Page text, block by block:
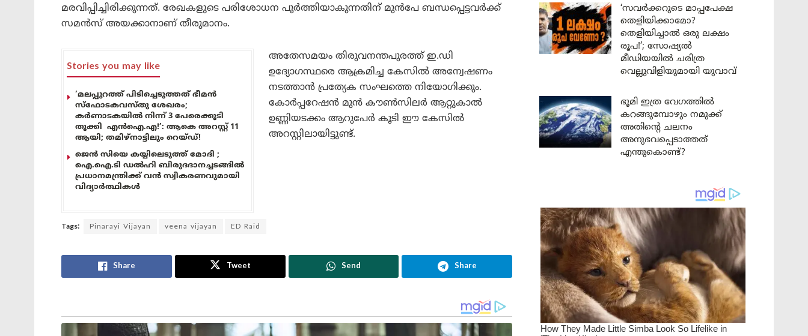
മരവിപ്പിച്ചിരിക്കുന്നത്. രേഖകളുടെ പരിശോധന പൂർത്തിയാകുന്നതിന് മുൻപേ ബന്ധപ്പെട്ടവർക്ക്
സമൻസ് അയക്കാനാണ് തീരുമാനം.
Stories you may like
‘മലപ്പുറത്ത് പിടിച്ചെടുത്തത് ഭീമൻ
സ്ഫോടകവസ്തു ശേഖരം;
കർണാടകയിൽ നിന്ന് 3 പേരെക്കൂടി
തൂക്കി എൻഐ.എ!’: ആകെ അറസ്റ്റ് 11
ആയി; തമിഴ്‌നാട്ടിലും റെയ്ഡ്!
ജെൻ സിയെ കയ്യിലെടുത്ത് മോദി ;
ഐ.ഐ.ടി ഡൽഹി ബിരുദദാനച്ചടങ്ങിൽ
പ്രധാനമന്ത്രിക്ക് വൻ സ്വീകരണവുമായി
വിദ്യാർത്ഥികൾ
അതേസമയം തിരുവനന്തപുരത്ത് ഇ.ഡി
ഉദ്യോഗസ്ഥരെ ആക്രമിച്ച കേസിൽ അന്വേഷണം
നടത്താൻ പ്രത്യേക സംഘത്തെ നിയോഗിക്കും.
കോർപ്പറേഷൻ മുൻ കൗൺസിലർ ആറ്റുകാൽ
ഉണ്ണിയടക്കം ആറുപേർ കൂടി ഈ കേസിൽ
അറസ്റ്റിലായിട്ടുണ്ട്.
Tags: Pinarayi Vijayan veena vijayan ED Raid
Share Tweet Send Share
‘സവർക്കറുടെ മാപ്പപേക്ഷ
തെളിയിക്കാമോ?
തെളിയിച്ചാൽ ഒരു ലക്ഷം
രൂപ!’; സോഷ്യൽ
മീഡിയയിൽ ചരിത്ര
വെല്ലുവിളിയുമായി യുവാവ്
ഭൂമി ഇത്ര വേഗത്തിൽ
കറങ്ങുമ്പോഴും നമുക്ക്
അതിന്റെ ചലനം
അനുഭവപ്പെടാത്തത്
എന്തുകൊണ്ട്?